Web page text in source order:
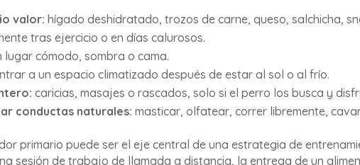
valor: hígado deshidratado, trozos de carne, queso, salchicha,
tras ejercicio o en días calurosos.
lugar cómodo, sombra o cama.
a un espacio climatizado después de estar al sol o al frío.
caricias, masajes o rascados, solo si el perro los busca y
conductas naturales: masticar, olfatear, correr libremente,
primario puede ser el eje central de una estrategia de
sesión de trabajo de llamada a distancia, la entrega de un